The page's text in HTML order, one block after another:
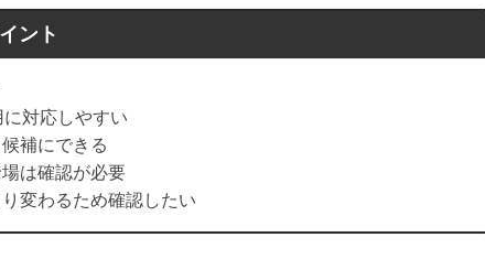
ント
対応しやすい
補にできる
は確認が必要
変わるため確認したい